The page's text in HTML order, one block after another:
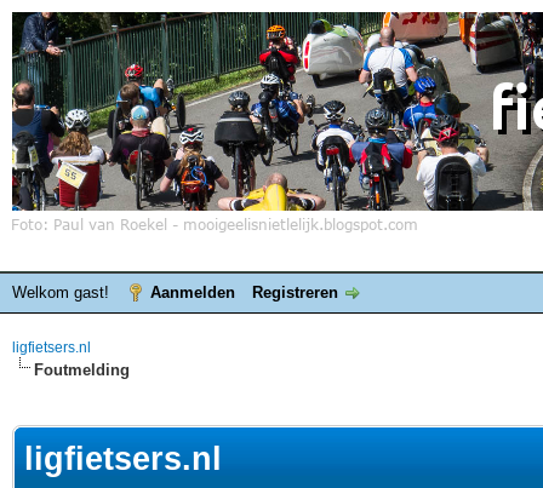
Welkom gast! Aanmelden Registreren
ligfietsers.nl
Foutmelding
ligfietsers.nl